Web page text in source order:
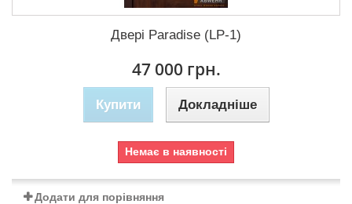
Двері Paradise (LP-1)
47 000 грн.
Купити Докладніше
Немає в наявності
Додати для порівняння